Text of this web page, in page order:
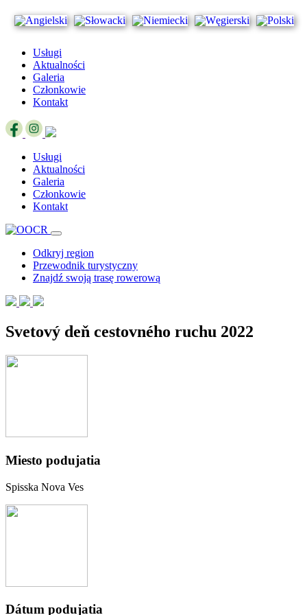
Usługi
Aktualności
Galeria
Członkowie
Kontakt
Usługi
Aktualności
Galeria
Członkowie
Kontakt
Odkryj region
Przewodnik turystyczny
Znajdź swoją trasę rowerową
Svetový deň cestovného ruchu 2022
Miesto podujatia
Spisska Nova Ves
Dátum podujatia